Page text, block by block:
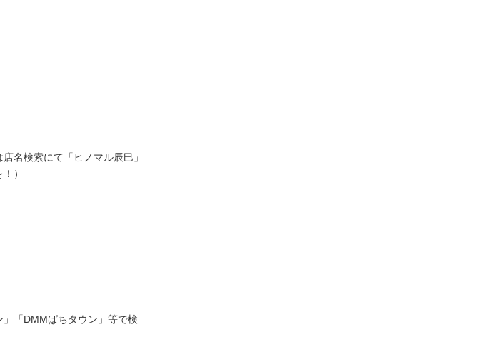
名検索にて「ヒノマル辰巳」
）
「DMMぱちタウン」等で検